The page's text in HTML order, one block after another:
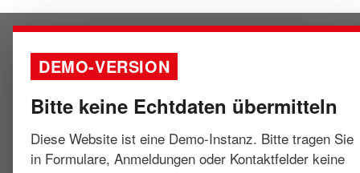
DEMO-VERSION
Bitte keine Echtdaten übermitteln
Diese Website ist eine Demo-Instanz. Bitte tragen Sie
in Formulare, Anmeldungen oder Kontaktfelder keine